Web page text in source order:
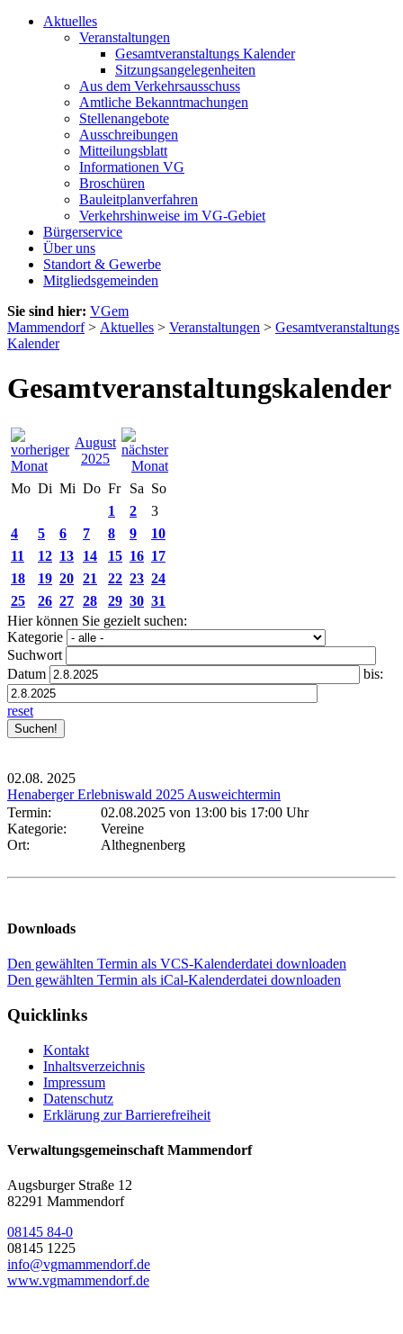
Aktuelles
Veranstaltungen
Gesamtveranstaltungs Kalender
Sitzungsangelegenheiten
Aus dem Verkehrsausschuss
Amtliche Bekanntmachungen
Stellenangebote
Ausschreibungen
Mitteilungsblatt
Informationen VG
Broschüren
Bauleitplanverfahren
Verkehrshinweise im VG-Gebiet
Bürgerservice
Über uns
Standort & Gewerbe
Mitgliedsgemeinden
Sie sind hier: VGem
Mammendorf> Aktuelles > Veranstaltungen > Gesamtveranstaltungs
Kalender
Gesamtveranstaltungskalender
August
2025
Mo Di Mi Do Fr Sa So
1
2
3
4
5 6 7 8 9
10
11
12 13 14 15 16 17
18
19 20 21 22 23 24
25
26 27 28 29 30 31
Hier können Sie gezielt suchen:
Kategorie
Suchwort
Datum
bis:
reset
02.08. 2025
Henaberger Erlebniswald 2025 Ausweichtermin
Termin:
02.08.2025 von 13:00 bis 17:00 Uhr
Kategorie:
Vereine
Ort:
Althegnenberg
Downloads
Den gewählten Termin als VCS-Kalenderdatei downloaden
Den gewählten Termin als iCal-Kalenderdatei downloaden
Quicklinks
Kontakt
Inhaltsverzeichnis
Impressum
Datenschutz
Erklärung zur Barrierefreiheit
Verwaltungsgemeinschaft Mammendorf
Augsburger Straße 12
82291 Mammendorf
08145 84-0
08145 1225
info@vgmammendorf.de
www.vgmammendorf.de